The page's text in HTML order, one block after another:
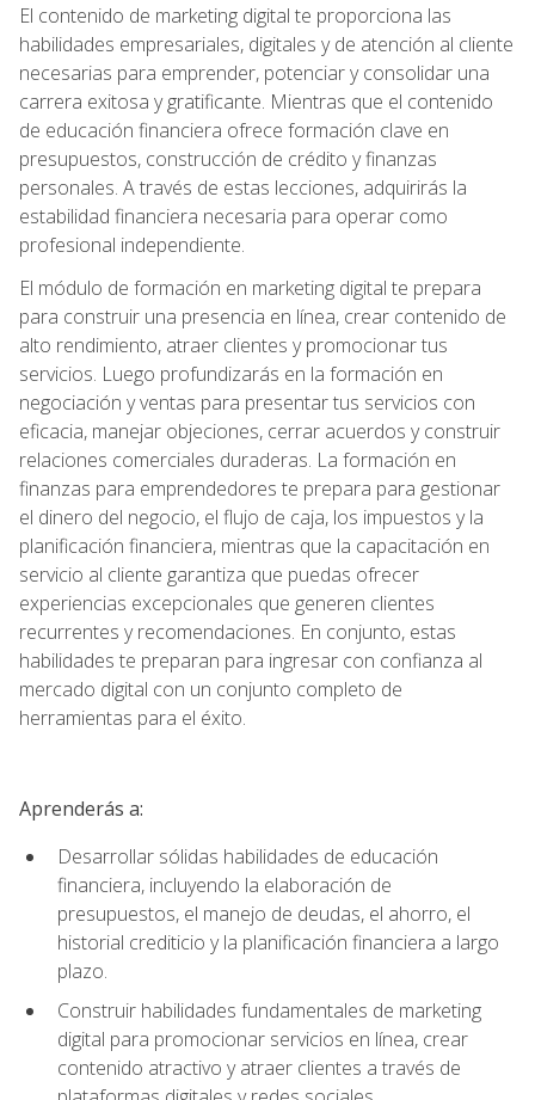
El contenido de marketing digital te proporciona las
habilidades empresariales, digitales y de atención al cliente
necesarias para emprender, potenciar y consolidar una
carrera exitosa y gratificante. Mientras que el contenido
de educación financiera ofrece formación clave en
presupuestos, construcción de crédito y finanzas
personales. A través de estas lecciones, adquirirás la
estabilidad financiera necesaria para operar como
profesional independiente.
El módulo de formación en marketing digital te prepara
para construir una presencia en línea, crear contenido de
alto rendimiento, atraer clientes y promocionar tus
servicios. Luego profundizarás en la formación en
negociación y ventas para presentar tus servicios con
eficacia, manejar objeciones, cerrar acuerdos y construir
relaciones comerciales duraderas. La formación en
finanzas para emprendedores te prepara para gestionar
el dinero del negocio, el flujo de caja, los impuestos y la
planificación financiera, mientras que la capacitación en
servicio al cliente garantiza que puedas ofrecer
experiencias excepcionales que generen clientes
recurrentes y recomendaciones. En conjunto, estas
habilidades te preparan para ingresar con confianza al
mercado digital con un conjunto completo de
herramientas para el éxito.
Aprenderás a:
Desarrollar sólidas habilidades de educación
financiera, incluyendo la elaboración de
presupuestos, el manejo de deudas, el ahorro, el
historial crediticio y la planificación financiera a largo
plazo.
Construir habilidades fundamentales de marketing
digital para promocionar servicios en línea, crear
contenido atractivo y atraer clientes a través de